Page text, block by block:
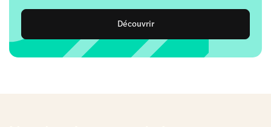
Découvrir